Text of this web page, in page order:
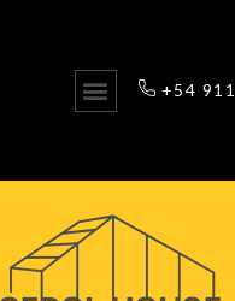
+54
Federico